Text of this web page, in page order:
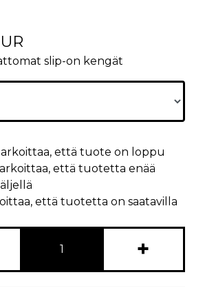
slip-on kengät
että tuote on loppu
että tuotetta enää
että tuotetta on saatavilla
+